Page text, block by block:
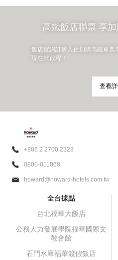
高鐵飯店聯票 享
飯店官網訂房入住加購高鐵車票
現在就啟程！
查看
+886 2 2700 2323
0800-011068
howard@howard-hotels.com.tw
全台據點
台北福華大飯店
公務人力發展學院福華國際文
教會館
石門水庫福華渡假飯店